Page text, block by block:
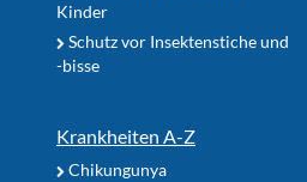
Kinder
Schutz vor Insektenstiche und
-bisse
Krankheiten A-Z
Chikungunya